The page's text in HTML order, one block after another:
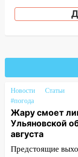
16:35 В
девять
матч
16:12 В
разработают
цифровой ПЦР
15:47
за
клуба
15:34 После
Новости
Статьи
#погода
Жару смоет
Ульяновской
августа
Предстоящие